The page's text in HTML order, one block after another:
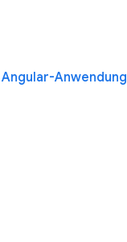
Anwendung